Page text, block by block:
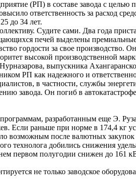
(РП) в составе завода с
ответственность за расход
до 34 лет.
Судите сами. Два года
печей выделены
гордости за свое
высокой производственной
выпускника
РП как надежного и
в частности, службы
завода. Он погиб в
разработанным еще Э.
раньше при норме в 174,4 кг
возможным после валютных
технолога добились снижения
первом полугодии снижен до 161
не только заводское